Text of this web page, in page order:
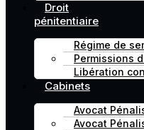
Droit
pénitentiaire
Régime de
Permissions
Libération
Cabinets
Avocat
Avocat